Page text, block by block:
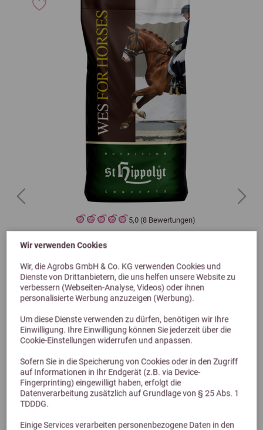
Wir verwenden Cookies
Wir, die Agrobs GmbH & Co. KG verwenden Cookies und
Dienste von Drittanbietern, die uns helfen unsere Website zu
verbessern (Webseiten-Analyse, Videos) oder ihnen
personalisierte Werbung anzuzeigen (Werbung).
Um diese Dienste verwenden zu dürfen, benötigen wir Ihre
Einwilligung. Ihre Einwilligung können Sie jederzeit über die
Cookie-Einstellungen widerrufen und anpassen.
Sofern Sie in die Speicherung von Cookies oder in den Zugriff
auf Informationen in Ihr Endgerät (z.B. via Device-
Fingerprinting) eingewilligt haben, erfolgt die
Datenverarbeitung zusätzlich auf Grundlage von § 25 Abs. 1
TDDDG.
Einige Services verarbeiten personenbezogene Daten in den
5,0 (8 Bewertungen)
St. Hippolyt WES Basic Crunch Pellet
35,70 €
Previous Next
Alternative Produkte